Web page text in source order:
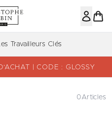
Passer au contenu principal
Travailleurs Clés
| CODE : GLOSSY
0Articles